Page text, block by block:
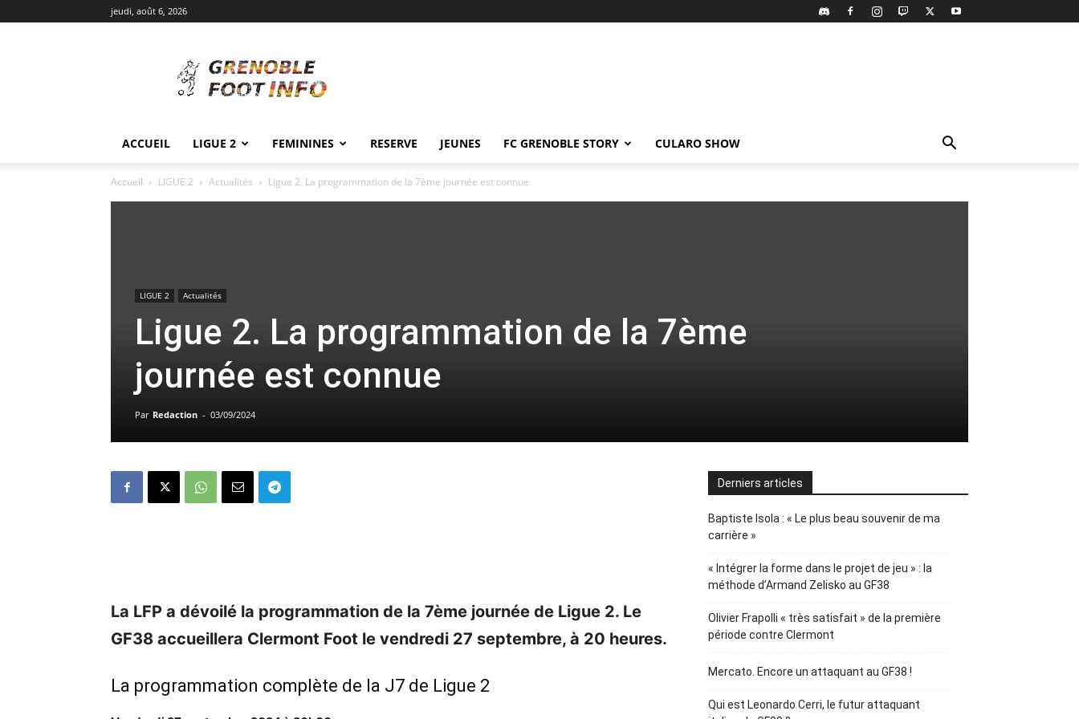
jeudi, août 6, 2026
Foot
Info
ACCUEIL LIGUE 2 FEMININES RESERVE JEUNES FC GRENOBLE STORY CULARO SHOW
Accueil LIGUE 2 Actualités Ligue 2. La programmation de la 7ème journée est connue
LIGUE 2 Actualités
Ligue 2. La programmation de la 7ème
journée est connue
Par Redaction - 03/09/2024
La LFP a dévoilé la programmation de la 7ème journée de Ligue 2. Le
GF38 accueillera Clermont Foot le vendredi 27 septembre, à 20 heures.
La programmation complète de la J7 de Ligue 2
Derniers articles
Baptiste Isola : « Le plus beau souvenir de ma
carrière »
« Intégrer la forme dans le projet de jeu » : la
méthode d’Armand Zelisko au GF38
Olivier Frapolli « très satisfait » de la première
période contre Clermont
Mercato. Encore un attaquant au GF38 !
Qui est Leonardo Cerri, le futur attaquant